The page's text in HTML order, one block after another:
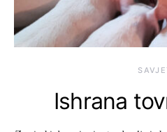
Ishrana